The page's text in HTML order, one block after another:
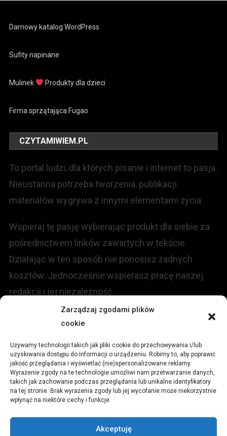
Zarządzaj zgodami plików
cookie
Używamy technologii takich jak pliki cookie do przechowywania i/lub
uzyskiwania dostępu do informacji o urządzeniu. Robimy to, aby poprawić
jakość przeglądania i wyświetlać (nie)spersonalizowane reklamy.
Wyrażenie zgody na te technologie umożliwi nam przetwarzanie danych,
takich jak zachowanie podczas przeglądania lub unikalne identyfikatory
na tej stronie. Brak wyrażenia zgody lub jej wycofanie może niekorzystnie
wpłynąć na niektóre cechy i funkcje.
Akceptuję
Darnowy katalog WordPress
Sufity napinane
Mulinek Produkty dla dzieci
Firma sprzątająca Fugao
CZYTAMIWIEM.PL
To portal ludzi, dla których pisanie i internet to pasja.
Nieustanna potrzeba tworzenia, publikacji
materiałów wygrywa z innymi elementami życia
Wspieraj tę pasję wybierając produkt dla siebie za
pośrednictwem linków zawartych w tekście.
Działając w ten sposób nie ponosisz żadnych
kosztów. Jednocześnie wspierasz pracę naszej
redakcji i jej niezależność.
Redakcja portalu:
ul.Stara 13, 42-600 Tarnowskie Góry
TEL:+48 509 547 822
redakcja@czytamiwiem.pl